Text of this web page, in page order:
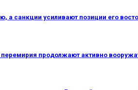
а санкции усиливают позиции его
продолжают активно